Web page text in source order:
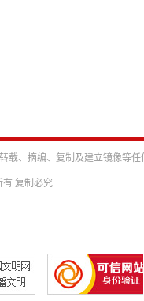
、摘编、复制及建立镜像等任
有 复制必究